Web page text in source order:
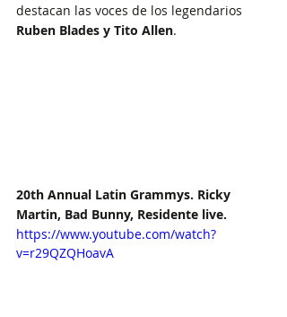
destacan las voces de los legendarios
Ruben Blades y Tito Allen.
20th Annual Latin Grammys. Ricky
Martin, Bad Bunny, Residente live.
https://www.youtube.com/watch?
v=r29QZQHoavA